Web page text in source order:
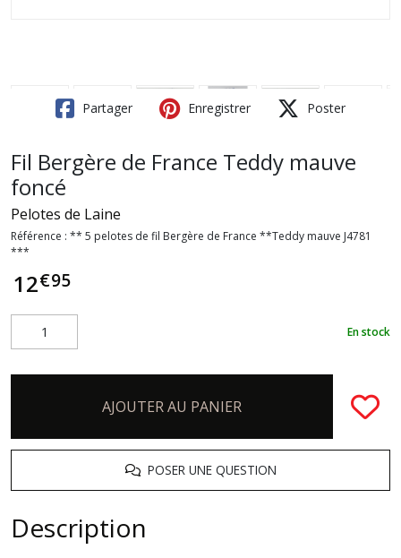
Partager Enregistrer Poster
Fil Bergère de France Teddy mauve
foncé
Pelotes de Laine
Référence : ** 5 pelotes de fil Bergère de France **Teddy mauve J4781
***
12€95
En stock
AJOUTER AU PANIER
POSER UNE QUESTION
Description